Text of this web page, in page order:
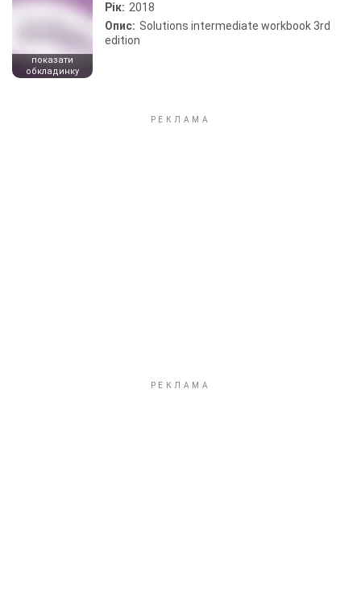
показати
обкладинку
Рік: 2018
Опис: Solutions intermediate workbook 3rd
edition